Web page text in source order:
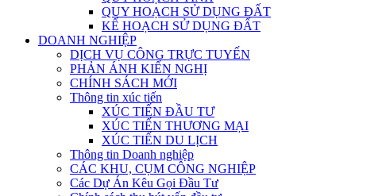
QUY HOẠCH SỬ DỤNG ĐẤT
KẾ HOẠCH SỬ DỤNG ĐẤT
DOANH NGHIỆP
DỊCH VỤ CÔNG TRỰC TUYẾN
PHẢN ÁNH KIẾN NGHỊ
CHÍNH SÁCH MỚI
Thông tin xúc tiến
XÚC TIẾN ĐẦU TƯ
XÚC TIẾN THƯƠNG MẠI
XÚC TIẾN DU LỊCH
Thông tin Doanh nghiệp
CÁC KHU, CỤM CÔNG NGHIỆP
Các Dự Án Kêu Gọi Đầu Tư